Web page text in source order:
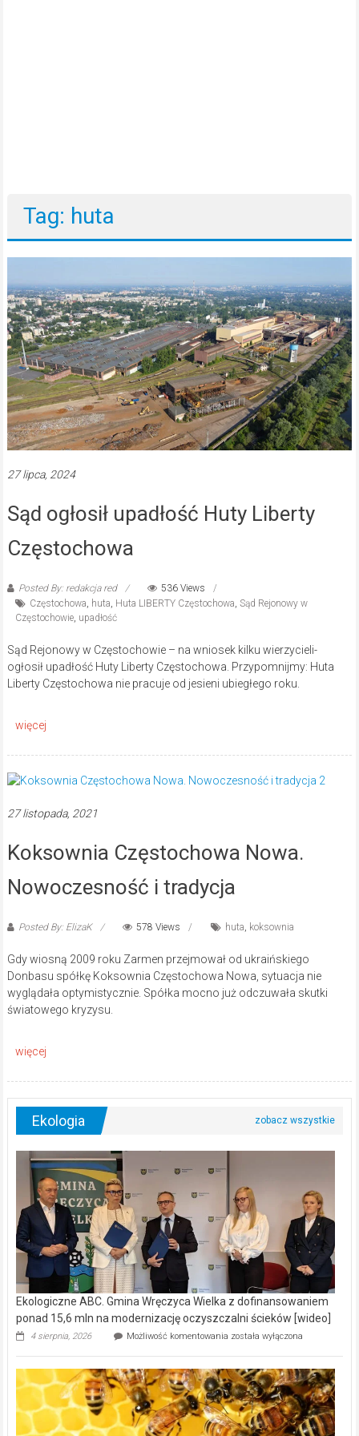
Tag: huta
27 lipca, 2024
Sąd ogłosił upadłość Huty Liberty
Częstochowa
Posted By: redakcja red
536 Views
Częstochowa huta Huta LIBERTY Częstochowa Sąd Rejonowy w
Częstochowie, upadłość
Sąd Rejonowy w Częstochowie – na wniosek kilku wierzycieli-
ogłosił upadłość Huty Liberty Częstochowa. Przypomnijmy: Huta
Liberty Częstochowa nie pracuje od jesieni ubiegłego roku.
27 listopada, 2021
Koksownia Częstochowa Nowa.
Nowoczesność i tradycja
Posted By: ElizaK 578 Views huta koksownia
Gdy wiosną 2009 roku Zarmen przejmował od ukraińskiego
Donbasu spółkę Koksownia Częstochowa Nowa, sytuacja nie
wyglądała optymistycznie. Spółka mocno już odczuwała skutki
światowego kryzysu.
Ekologia
Ekologiczne ABC. Gmina Wręczyca Wielka z dofinansowaniem
ponad 15,6 mln na modernizację oczyszczalni ścieków [wideo]
4 sierpnia, 2026 Możliwość komentowania Ekologiczne
Wręczyca
Wielka
z
dofinansowaniem
ponad
została wyłączona